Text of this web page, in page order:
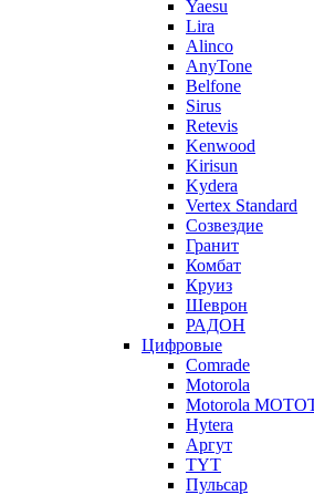
Yaesu
Lira
Alinco
AnyTone
Belfone
Sirus
Retevis
Kenwood
Kirisun
Kydera
Vertex Standard
Созвездие
Гранит
Комбат
Круиз
Шеврон
РАДОН
Цифровые
Comrade
Motorola
Motorola
Hytera
Аргут
TYT
Пульсар